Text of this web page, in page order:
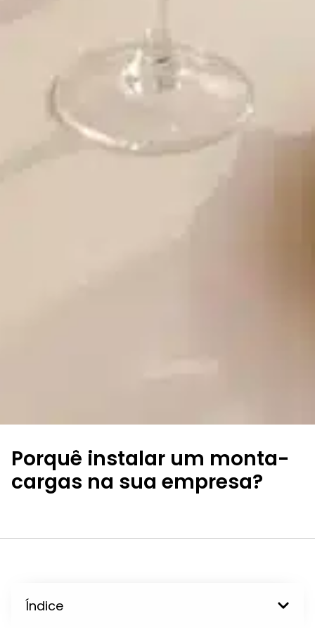
Porquê instalar um monta-
cargas na sua empresa?
Índice